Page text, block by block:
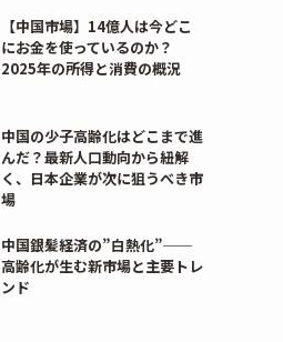
【中国市場】14億人は今どこ
にお金を使っているのか？
2025年の所得と消費の概況
中国の少子高齢化はどこまで進
んだ？最新人口動向から紐解
く、日本企業が次に狙うべき市
場
中国銀髪経済の”白熱化”──
高齢化が生む新市場と主要トレ
ンド